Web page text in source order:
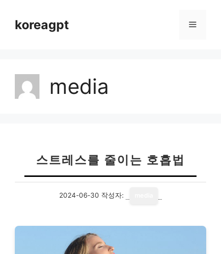
koreagpt 메
media
스트레스를 줄이는 호흡법
2024-06-30 작성자: